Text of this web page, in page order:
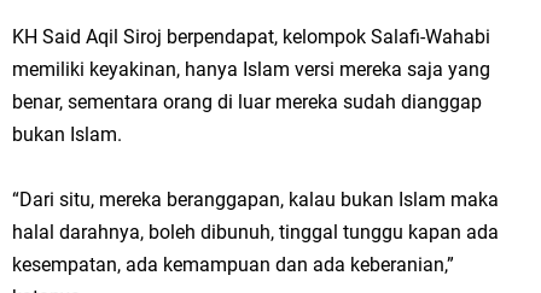
KH Said Aqil Siroj berpendapat, kelompok Salafi-Wahabi
memiliki keyakinan, hanya Islam versi mereka saja yang
benar, sementara orang di luar mereka sudah dianggap
bukan Islam.
“Dari situ, mereka beranggapan, kalau bukan Islam maka
halal darahnya, boleh dibunuh, tinggal tunggu kapan ada
kesempatan, ada kemampuan dan ada keberanian,”